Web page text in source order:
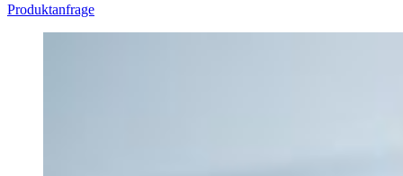
Produktanfrage